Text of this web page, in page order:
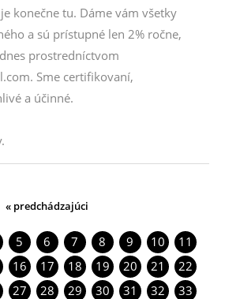
konečne tu. Dáme vám všetky
a sú prístupné len 2% ročne,
prostredníctvom
Sme certifikovaní,
a účinné.
« predchádzajúci
5 6 7 8 9 10
11
16 17 18 19 20 21
22
27 28 29 30 31 32
33